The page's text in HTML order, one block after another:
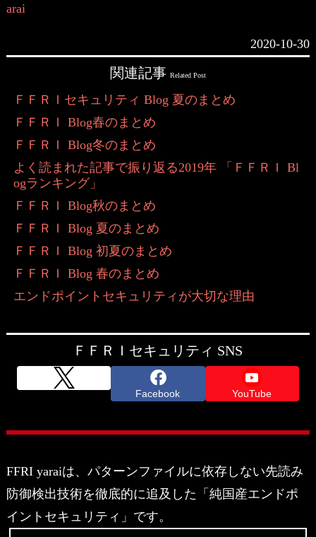
arai
2020-10-30
関連記事 Related Post
ＦＦＲＩセキュリティ Blog 夏のまとめ
ＦＦＲＩ Blog春のまとめ
ＦＦＲＩ Blog冬のまとめ
よく読まれた記事で振り返る2019年 「ＦＦＲＩ Bl
ogランキング」
ＦＦＲＩ Blog秋のまとめ
ＦＦＲＩ Blog 夏のまとめ
ＦＦＲＩ Blog 初夏のまとめ
ＦＦＲＩ Blog 春のまとめ
エンドポイントセキュリティが大切な理由
ＦＦＲＩセキュリティ SNS
Facebook YouTube
FFRI yaraiは、パターンファイルに依存しない先読み
防御検出技術を徹底的に追及した「純国産エンドポ
イントセキュリティ」です。